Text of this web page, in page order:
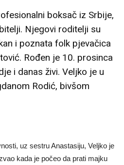
boksač iz Srbije,
Njegovi roditelji su
i poznata folk pjevačica
Rođen je 10. prosinca
i danas živi. Veljko je u
Rodić, bivšom
uz sestru Anastasiju, Veljko je
kada je počeo da prati majku